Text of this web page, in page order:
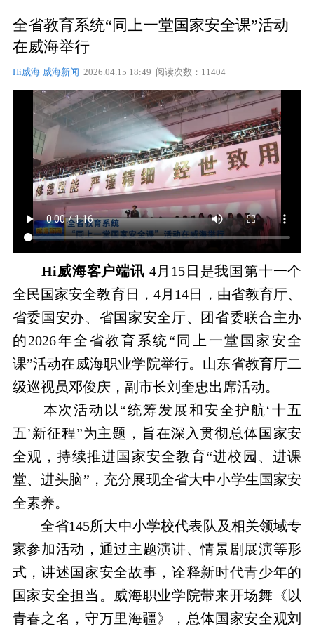
全省教育系统“同上一堂国家安全课”活动
在威海举行
Hi威海·威海新闻 2026.04.15 18:49 阅读次数：11404
Hi威海客户端讯 4月15日是我国第十一个
全民国家安全教育日，4月14日，由省教育厅、
省委国安办、省国家安全厅、团省委联合主办
的2026年全省教育系统“同上一堂国家安全
课”活动在威海职业学院举行。山东省教育厅二
级巡视员邓俊庆，副市长刘奎忠出席活动。
本次活动以“统筹发展和安全护航‘十五
五’新征程”为主题，旨在深入贯彻总体国家安
全观，持续推进国家安全教育“进校园、进课
堂、进头脑”，充分展现全省大中小学生国家安
全素养。
全省145所大中小学校代表队及相关领域专
家参加活动，通过主题演讲、情景剧展演等形
式，讲述国家安全故事，诠释新时代青少年的
国家安全担当。威海职业学院带来开场舞《以
青春之名，守万里海疆》，总体国家安全观刘